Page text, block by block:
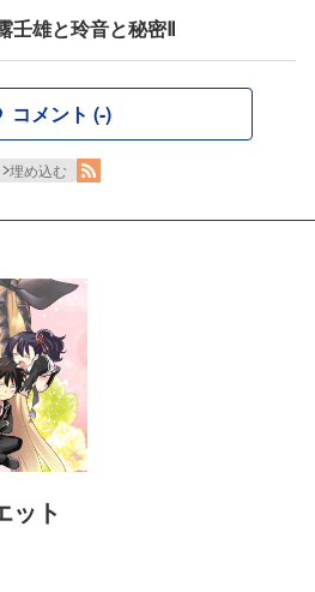
壬雄と玲音と秘密Ⅱ
コメント (-)
埋め込む
ット